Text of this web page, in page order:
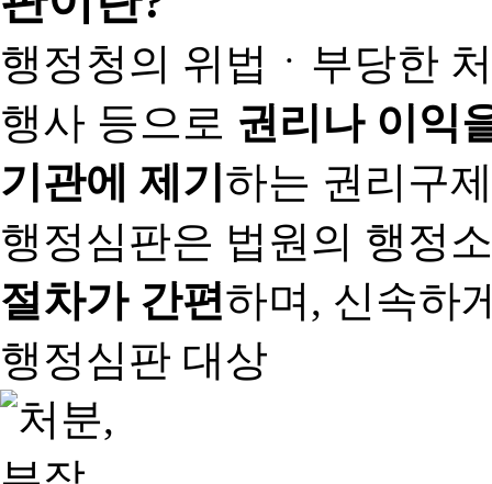
행정청의 위법ㆍ부당한
행사 등으로 권리나 이익
기관에 제기하는 권리구
행정심판은 법원의 행정
절차가 간편하며, 신속하
행정심판 대상